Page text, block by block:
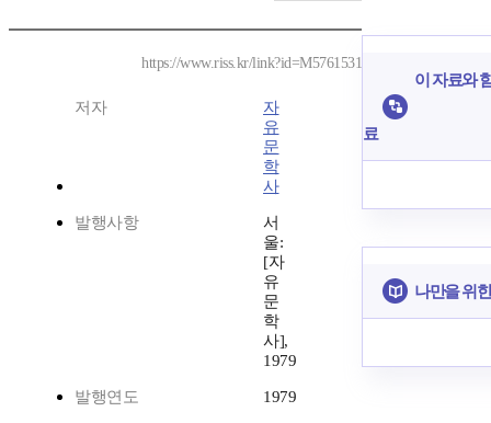
https://www.riss.kr/link?id=M5761531
저자
자
유
문
학
사
발행사항
서
울:
[자
유
문
학
사],
1979
발행연도 1979
이 자료와
료
나만을 위